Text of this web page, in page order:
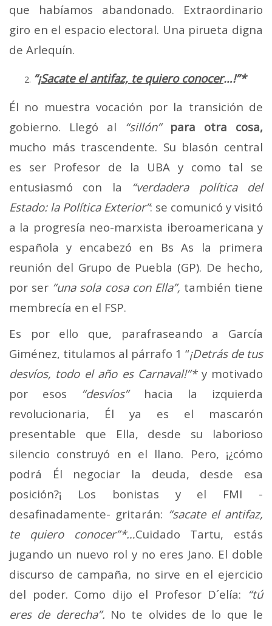
que habíamos abandonado. Extraordinario
giro en el espacio electoral. Una pirueta digna
de Arlequín.
“¡Sacate el antifaz, te quiero conocer…!”*
Él no muestra vocación por la transición de
gobierno. Llegó al “sillón”
para otra cosa,
mucho más trascendente. Su blasón central
es ser Profesor de la UBA y como tal se
entusiasmó con la “verdadera política del
Estado: la Política Exterior”: se comunicó y visitó
a la progresía neo-marxista iberoamericana y
española y encabezó en Bs As la primera
reunión del Grupo de Puebla (GP). De hecho,
por ser “una sola cosa con Ella”, también tiene
membrecía en el FSP.
Es por ello que, parafraseando a García
Giménez, titulamos al párrafo 1 “¡Detrás de tus
desvíos, todo el año es Carnaval!”*y motivado
por esos “desvíos”hacia la izquierda
revolucionaria, Él ya es el mascarón
presentable que Ella, desde su laborioso
silencio construyó en el llano. Pero, ¡¿cómo
podrá Él negociar la deuda, desde esa
posición?¡ Los bonistas y el FMI -
desafinadamente- gritarán: “sacate el antifaz,
te quiero conocer”*…Cuidado Tartu, estás
jugando un nuevo rol y no eres Jano. El doble
discurso de campaña, no sirve en el ejercicio
del poder. Como dijo el Profesor D´elía: “tú
eres de derecha”. No te olvides de lo que le